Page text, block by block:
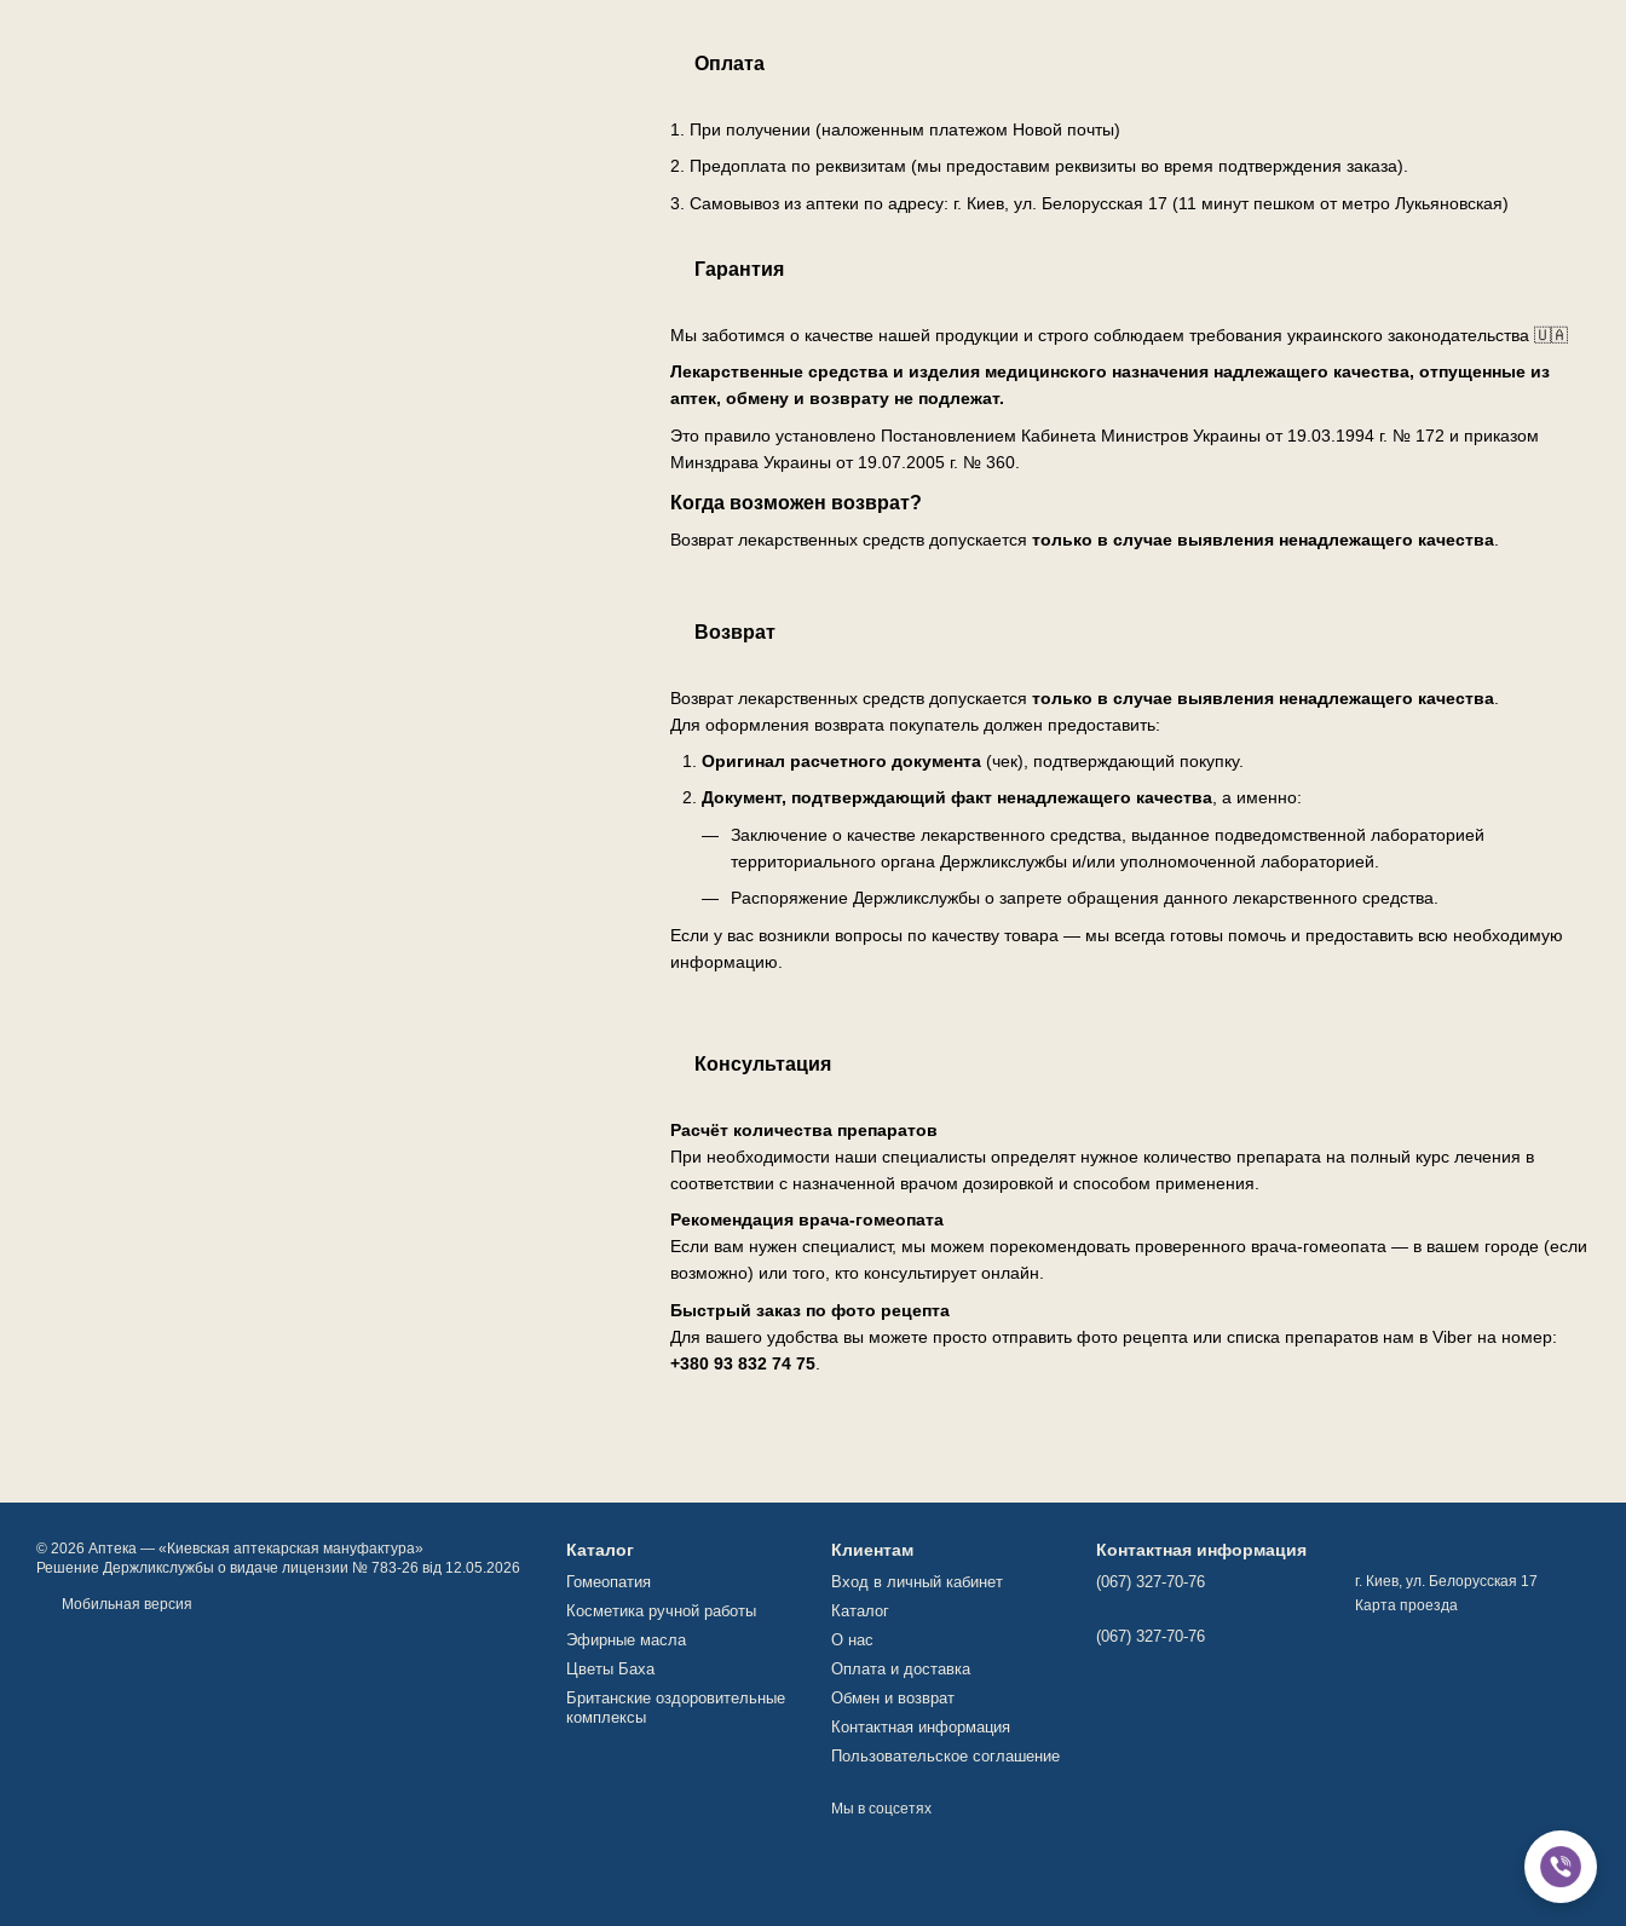
Оплата
1. При получении (наложенным платежом Новой почты)
2. Предоплата по реквизитам (мы предоставим реквизиты во время подтверждения заказа).
3. Самовывоз из аптеки по адресу: г. Киев, ул. Белорусская 17 (11 минут пешком от метро Лукьяновская)
Гарантия
Мы заботимся о качестве нашей продукции и строго соблюдаем требования украинского законодательства 🇺🇦
Лекарственные средства и изделия медицинского назначения надлежащего качества, отпущенные из
аптек, обмену и возврату не подлежат.
Это правило установлено Постановлением Кабинета Министров Украины от 19.03.1994 г. № 172 и приказом
Минздрава Украины от 19.07.2005 г. № 360.
Когда возможен возврат?
Возврат лекарственных средств допускается только в случае выявления ненадлежащего качества.
Возврат
Возврат лекарственных средств допускается только в случае выявления ненадлежащего качества.
Для оформления возврата покупатель должен предоставить:
Оригинал расчетного документа(чек), подтверждающий покупку.
Документ, подтверждающий факт ненадлежащего качества, а именно:
Заключение о качестве лекарственного средства, выданное подведомственной лабораторией
территориального органа Держликслужбы и/или уполномоченной лабораторией.
Распоряжение Держликслужбы о запрете обращения данного лекарственного средства.
Если у вас возникли вопросы по качеству товара — мы всегда готовы помочь и предоставить всю необходимую
информацию.
Консультация
Расчёт количества препаратов
При необходимости наши специалисты определят нужное количество препарата на полный курс лечения в
соответствии с назначенной врачом дозировкой и способом применения.
Рекомендация врача-гомеопата
Если вам нужен специалист, мы можем порекомендовать проверенного врача-гомеопата — в вашем городе (если
возможно) или того, кто консультирует онлайн.
Быстрый заказ по фото рецепта
Для вашего удобства вы можете просто отправить фото рецепта или списка препаратов нам в Viber на номер:
+380 93 832 74 75.
© 2026 Аптека — «Киевская аптекарская мануфактура»
Решение Держликслужбы о видаче лицензии № 783-26 від 12.05.2026
Мобильная версия
Каталог
Гомеопатия
Косметика ручной работы
Эфирные масла
Цветы Баха
Британские оздоровительные
комплексы
Клиентам
Вход в личный кабинет
Каталог
О нас
Оплата и доставка
Обмен и возврат
Контактная информация
Пользовательское соглашение
Мы в соцсетях
Контактная информация
(067) 327-70-76
(067) 327-70-76
г. Киев, ул. Белорусская 17
Карта проезда